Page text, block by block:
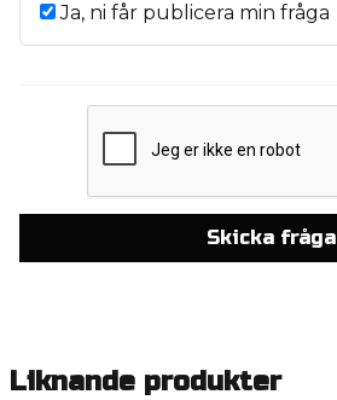
Ja, ni får publicera min fråga
Skicka fråga
Liknande produkter